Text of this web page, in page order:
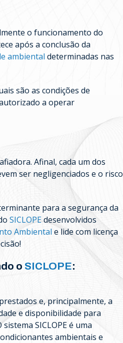
o funcionamento do
após a conclusão da
ambiental determinadas nas
são as condições de
a operar
Afinal, cada um dos
ser negligenciados e o risco
para a segurança da
SICLOPEdesenvolvidos
Ambiental e lide com licença
o SICLOPE:
e, principalmente, a
e disponibilidade para
SICLOPE é uma
ambientais e